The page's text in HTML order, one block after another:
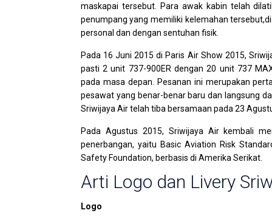
maskapai tersebut. Para awak kabin telah
penumpang yang memiliki kelemahan
personal dan dengan sentuhan fisik.
Pada 16 Juni 2015 di Paris Air Show 2015,
pasti 2 unit 737-900ER dengan 20 unit 737
pada masa depan. Pesanan ini merupakan
pesawat yang benar-benar baru dan langsung
Sriwijaya Air telah tiba bersamaan pada 23
Pada Agustus 2015, Sriwijaya Air kembali
penerbangan, yaitu Basic Aviation Risk
Safety Foundation, berbasis di Amerika Serikat.
Arti Logo dan Livery
Logo